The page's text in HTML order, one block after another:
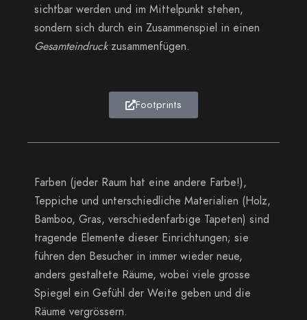
sichtbar werden und im Mittelpunkt stehen,
sondern sich durch ein Zusammenspiel in einen
Gesamteindruckzusammenfügen.
Footprints
Farben (jeder Raum hat eine andere Farbe!),
Teppiche und unterschiedliche Materialien (Holz,
Bamboo, Gras, verschiedenfarbige Tapeten) sind
tragende Elemente dieser Einrichtungen; sie
führen den Besucher in immer wieder neue,
anders gestaltete Räume, wobei viele grosse
Spiegel ein Gefühl der Weite geben und die
Räume vergrössern.